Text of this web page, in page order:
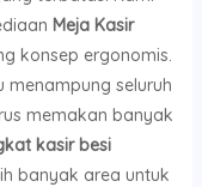
Meja Kasir
konsep ergonomis.
seluruh
memakan banyak
kasir besi
banyak area untuk